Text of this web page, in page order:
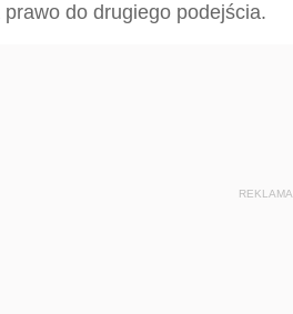
do drugiego podejścia.
REKLAMA